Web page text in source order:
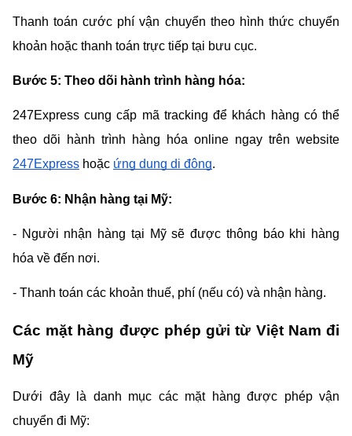
Thanh toán cước phí vận chuyển theo hình thức chuyển
khoản hoặc thanh toán trực tiếp tại bưu cục.
Bước 5: Theo dõi hành trình hàng hóa:
247Express cung cấp mã tracking để khách hàng có thể
247Express hoặc ứng dụng di động.
Bước 6: Nhận hàng tại Mỹ:
- Người nhận hàng tại Mỹ sẽ được thông báo khi hàng
hóa về đến nơi.
- Thanh toán các khoản thuế, phí (nếu có) và nhận hàng.
Các mặt hàng được phép gửi từ Việt Nam đi
Mỹ
Dưới đây là danh mục các mặt hàng được phép vận
chuyển đi Mỹ: